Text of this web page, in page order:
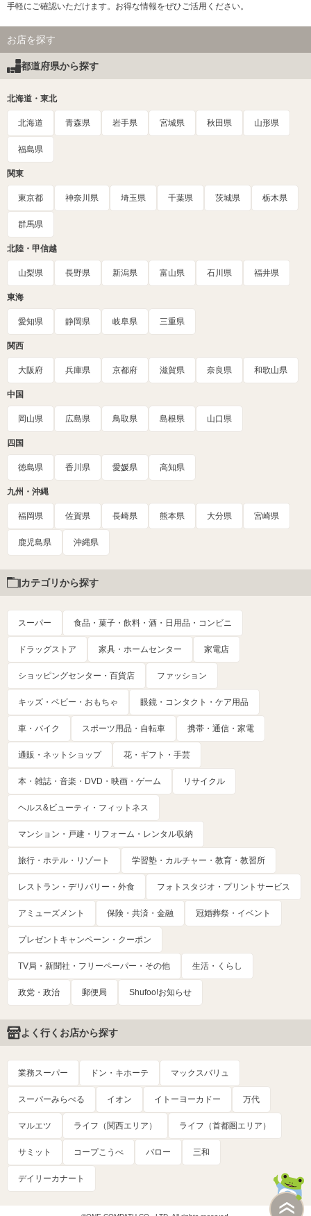
手軽にご確認いただけます。お得な情報をぜひご活用ください。
お店を探す
都道府県から探す
北海道・東北
北海道 青森県 岩手県 宮城県 秋田県 山形県
福島県
関東
東京都 神奈川県 埼玉県 千葉県 茨城県 栃木県
群馬県
北陸・甲信越
山梨県 長野県 新潟県 富山県 石川県 福井県
東海
愛知県 静岡県 岐阜県 三重県
関西
大阪府 兵庫県 京都府 滋賀県 奈良県 和歌山県
中国
岡山県 広島県 鳥取県 島根県 山口県
四国
徳島県 香川県 愛媛県 高知県
九州・沖縄
福岡県 佐賀県 長崎県 熊本県 大分県 宮崎県
鹿児島県 沖縄県
カテゴリから探す
スーパー 食品・菓子・飲料・酒・日用品・コンビニ
ドラッグストア 家具・ホームセンター 家電店
ショッピングセンター・百貨店 ファッション
キッズ・ベビー・おもちゃ 眼鏡・コンタクト・ケア用品
車・バイク スポーツ用品・自転車 携帯・通信・家電
通販・ネットショップ 花・ギフト・手芸
本・雑誌・音楽・DVD・映画・ゲーム リサイクル
ヘルス&ビューティ・フィットネス
マンション・戸建・リフォーム・レンタル収納
旅行・ホテル・リゾート 学習塾・カルチャー・教育・教習所
レストラン・デリバリー・外食 フォトスタジオ・プリントサービス
アミューズメント 保険・共済・金融 冠婚葬祭・イベント
プレゼントキャンペーン・クーポン
TV局・新聞社・フリーペーパー・その他 生活・くらし
政党・政治 郵便局 Shufoo!お知らせ
よく行くお店から探す
業務スーパー ドン・キホーテ マックスバリュ
スーパーみらべる イオン イトーヨーカドー 万代
マルエツ ライフ（関西エリア） ライフ（首都圏エリア）
サミット コープこうべ バロー 三和
デイリーカナート